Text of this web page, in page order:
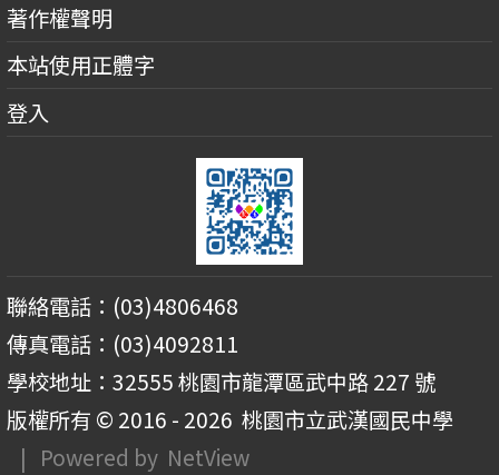
著作權聲明
本站使用正體字
登入
聯絡電話：(03)4806468
傳真電話：(03)4092811
學校地址：32555 桃園市龍潭區武中路 227 號
版權所有 © 2016 - 2026 桃園市立武漢國民中學
| Powered by NetView